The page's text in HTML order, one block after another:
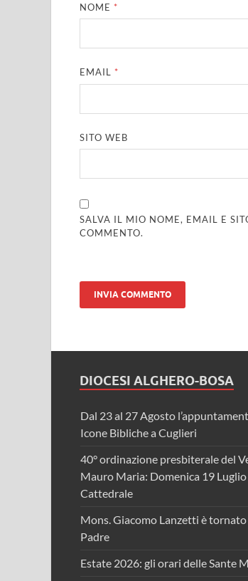
NOME *
EMAIL *
SITO WEB
SALVA IL MIO NOME, EMAIL E
COMMENTO.
DIOCESI ALGHERO-BOSA
Dal 23 al 27 Agosto
Icone Bibliche a Cuglieri
40° ordinazione presbiterale del
Mauro Maria: Domenica 19 Luglio
Cattedrale
Mons. Giacomo Lanzetti è tornato
Padre
Estate 2026: gli orari delle Sante